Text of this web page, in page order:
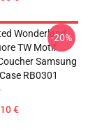
Wonderland
TW Motif
Samsung
RB0301
€
-20%